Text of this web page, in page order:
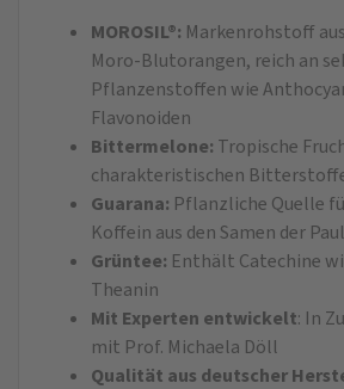
MOROSIL®: Markenrohstoff
Moro-Blutorangen, reich an
Pflanzenstoffen wie
Flavonoiden
Bittermelone: Tropische
charakteristischen
Guarana: Pflanzliche Quelle
Koffein aus den Samen der
Grüntee: Enthält Catechine
Theanin
Mit Experten entwickelt: In
mit Prof. Michaela Döll
Qualität aus deutscher